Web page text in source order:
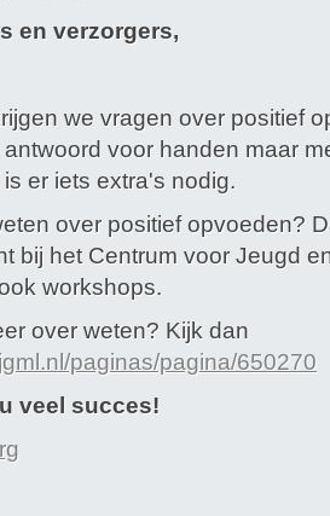
en verzorgers,
we vragen over positief
voor handen maar
er iets extra's nodig.
over positief opvoeden?
bij het Centrum voor Jeugd
workshops.
over weten? Kijk dan
paginas/pagina/650270
veel succes!